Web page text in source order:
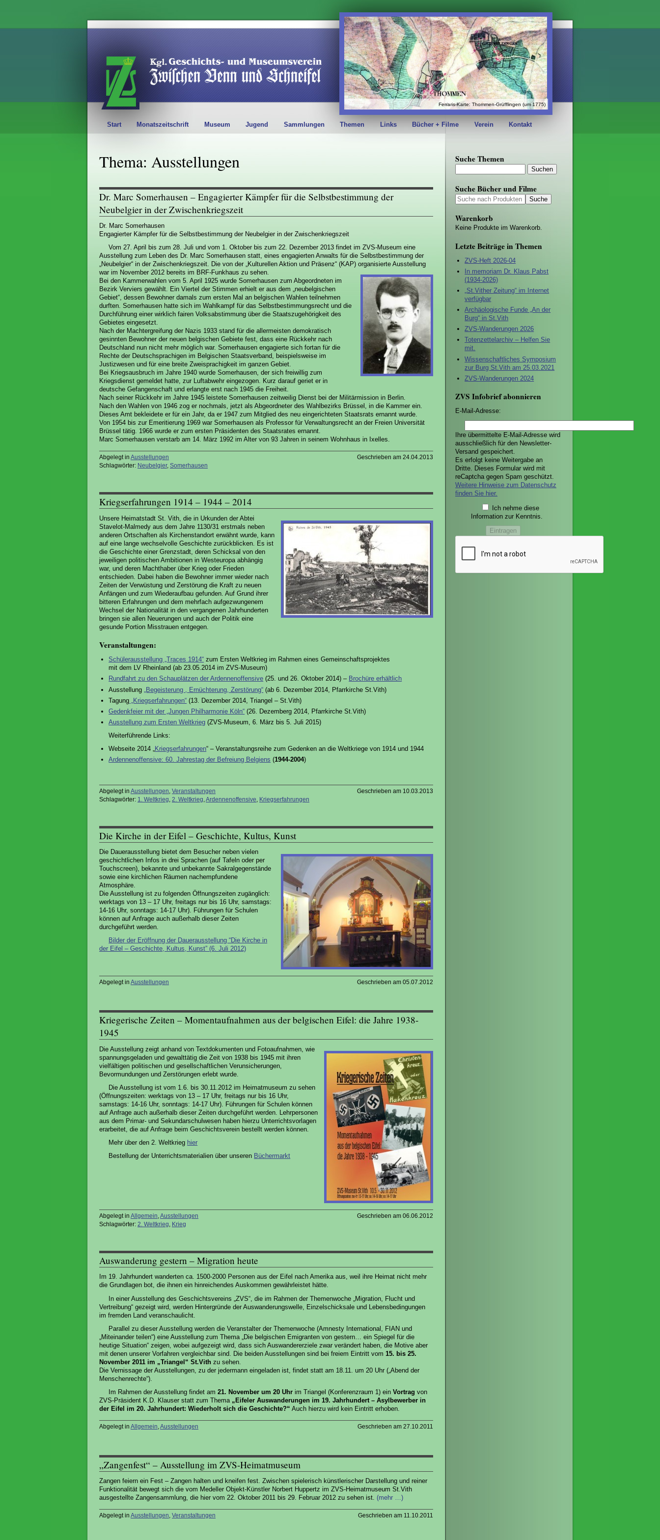
Ferraris-Karte: Thommen-Grüfflingen (um 1775)
Start Monatszeitschrift Museum Jugend Sammlungen Themen Links Bücher + Filme Verein Kontakt
Thema: Ausstellungen
Dr. Marc Somerhausen – Engagierter Kämpfer für die Selbstbestimmung der
Neubelgier in der Zwischenkriegszeit
Dr. Marc Somerhausen
Engagierter Kämpfer für die Selbstbestimmung der Neubelgier in der Zwischenkriegszeit
Vom 27. April bis zum 28. Juli und vom 1. Oktober bis zum 22. Dezember 2013 findet im ZVS-Museum eine
Ausstellung zum Leben des Dr. Marc Somerhausen statt, eines engagierten Anwalts für die Selbstbestimmung der
„Neubelgier“ in der Zwischenkriegszeit. Die von der „Kulturellen Aktion und Präsenz“ (KAP) organisierte Ausstellung
war im November 2012 bereits im BRF-Funkhaus zu sehen.
Bei den Kammerwahlen vom 5. April 1925 wurde Somerhausen zum Abgeordneten im
Bezirk Verviers gewählt. Ein Viertel der Stimmen erhielt er aus dem „neubelgischen
Gebiet“, dessen Bewohner damals zum ersten Mal an belgischen Wahlen teilnehmen
durften. Somerhausen hatte sich im Wahlkampf für das Selbstbestimmungsrecht und die
Durchführung einer wirklich fairen Volksabstimmung über die Staatszugehörigkeit des
Gebietes eingesetzt.
Nach der Machtergreifung der Nazis 1933 stand für die allermeisten demokratisch
gesinnten Bewohner der neuen belgischen Gebiete fest, dass eine Rückkehr nach
Deutschland nun nicht mehr möglich war. Somerhausen engagierte sich fortan für die
Rechte der Deutschsprachigen im Belgischen Staatsverband, beispielsweise im
Justizwesen und für eine breite Zweisprachigkeit im ganzen Gebiet.
Bei Kriegsausbruch im Jahre 1940 wurde Somerhausen, der sich freiwillig zum
Kriegsdienst gemeldet hatte, zur Luftabwehr eingezogen. Kurz darauf geriet er in
deutsche Gefangenschaft und erlangte erst nach 1945 die Freiheit.
Nach seiner Rückkehr im Jahre 1945 leistete Somerhausen zeitweilig Dienst bei der Militärmission in Berlin.
Nach den Wahlen von 1946 zog er nochmals, jetzt als Abgeordneter des Wahlbezirks Brüssel, in die Kammer ein.
Dieses Amt bekleidete er für ein Jahr, da er 1947 zum Mitglied des neu eingerichteten Staatsrats ernannt wurde.
Von 1954 bis zur Emeritierung 1969 war Somerhausen als Professor für Verwaltungsrecht an der Freien Universität
Brüssel tätig. 1966 wurde er zum ersten Präsidenten des Staatsrates ernannt.
Marc Somerhausen verstarb am 14. März 1992 im Alter von 93 Jahren in seinem Wohnhaus in Ixelles.
Abgelegt in Ausstellungen
Geschrieben am 24.04.2013
Schlagwörter: Neubelgier, Somerhausen
Kriegserfahrungen 1914 – 1944 – 2014
Unsere Heimatstadt St. Vith, die in Urkunden der Abtei
Stavelot-Malmedy aus dem Jahre 1130/31 erstmals neben
anderen Ortschaften als Kirchenstandort erwähnt wurde, kann
auf eine lange wechselvolle Geschichte zurückblicken. Es ist
die Geschichte einer Grenzstadt, deren Schicksal von den
jeweiligen politischen Ambitionen in Westeuropa abhängig
war, und deren Machthaber über Krieg oder Frieden
entschieden. Dabei haben die Bewohner immer wieder nach
Zeiten der Verwüstung und Zerstörung die Kraft zu neuen
Anfängen und zum Wiederaufbau gefunden. Auf Grund ihrer
bitteren Erfahrungen und dem mehrfach aufgezwungenem
Wechsel der Nationalität in den vergangenen Jahrhunderten
bringen sie allen Neuerungen und auch der Politik eine
gesunde Portion Misstrauen entgegen.
Veranstaltungen:
Schülerausstellung „Traces 1914“ zum Ersten Weltkrieg im Rahmen eines Gemeinschaftsprojektes
mit dem LV Rheinland (ab 23.05.2014 im ZVS-Museum)
Rundfahrt zu den Schauplätzen der Ardennenoffensive (25. und 26. Oktober 2014) – Brochüre erhältlich
Ausstellung „Begeisterung , Ernüchterung, Zerstörung“ (ab 6. Dezember 2014, Pfarrkirche St.Vith)
Tagung „Kriegserfahrungen“ (13. Dezember 2014, Triangel – St.Vith)
Gedenkfeier mit der „Jungen Philharmonie Köln“ (26. Dezemberg 2014, Pfarrkirche St.Vith)
Ausstellung zum Ersten Weltkrieg (ZVS-Museum, 6. März bis 5. Juli 2015)
Weiterführende Links:
Webseite 2014 „Kriegserfahrungen“ – Veranstaltungsreihe zum Gedenken an die Weltkriege von 1914 und 1944
Ardennenoffensive: 60. Jahrestag der Befreiung Belgiens (1944-2004)
Abgelegt in Ausstellungen Veranstaltungen
Geschrieben am 10.03.2013
Schlagwörter: 1. Weltkrieg 2. Weltkrieg Ardennenoffensive Kriegserfahrungen
Die Kirche in der Eifel – Geschichte, Kultus, Kunst
Die Dauerausstellung bietet dem Besucher neben vielen
geschichtlichen Infos in drei Sprachen (auf Tafeln oder per
Touchscreen), bekannte und unbekannte Sakralgegenstände
sowie eine kirchlichen Räumen nachempfundene
Atmosphäre.
Die Ausstellung ist zu folgenden Öffnungszeiten zugänglich:
werktags von 13 – 17 Uhr, freitags nur bis 16 Uhr, samstags:
14-16 Uhr, sonntags: 14-17 Uhr). Führungen für Schulen
können auf Anfrage auch außerhalb dieser Zeiten
durchgeführt werden.
Bilder der Eröffnung der Dauerausstellung “Die Kirche in
der Eifel – Geschichte, Kultus, Kunst” (6. Juli 2012)
Abgelegt in Ausstellungen Geschrieben am 05.07.2012
Kriegerische Zeiten – Momentaufnahmen aus der belgischen Eifel: die Jahre 1938-
1945
Die Ausstellung zeigt anhand von Textdokumenten und Fotoaufnahmen, wie
spannungsgeladen und gewalttätig die Zeit von 1938 bis 1945 mit ihren
vielfältigen politischen und gesellschaftlichen Verunsicherungen,
Bevormundungen und Zerstörungen erlebt wurde.
Die Ausstellung ist vom 1.6. bis 30.11.2012 im Heimatmuseum zu sehen
(Öffnungszeiten: werktags von 13 – 17 Uhr, freitags nur bis 16 Uhr,
samstags: 14-16 Uhr, sonntags: 14-17 Uhr). Führungen für Schulen können
auf Anfrage auch außerhalb dieser Zeiten durchgeführt werden. Lehrpersonen
aus dem Primar- und Sekundarschulwesen haben hierzu Unterrichtsvorlagen
erarbeitet, die auf Anfrage beim Geschichtsverein bestellt werden können.
Mehr über den 2. Weltkrieg hier
Bestellung der Unterrichtsmaterialien über unseren Büchermarkt
Abgelegt in Allgemein Ausstellungen
Geschrieben am 06.06.2012
Schlagwörter: 2. Weltkrieg Krieg
Auswanderung gestern – Migration heute
Im 19. Jahrhundert wanderten ca. 1500-2000 Personen aus der Eifel nach Amerika aus, weil ihre Heimat nicht mehr
die Grundlagen bot, die ihnen ein hinreichendes Auskommen gewährleistet hätte.
In einer Ausstellung des Geschichtsvereins „ZVS“, die im Rahmen der Themenwoche „Migration, Flucht und
Vertreibung“ gezeigt wird, werden Hintergründe der Auswanderungswelle, Einzelschicksale und Lebensbedingungen
im fremden Land veranschaulicht.
Parallel zu dieser Ausstellung werden die Veranstalter der Themenwoche (Amnesty International, FIAN und
„Miteinander teilen“) eine Ausstellung zum Thema „Die belgischen Emigranten von gestern… ein Spiegel für die
heutige Situation“ zeigen, wobei aufgezeigt wird, dass sich Auswandererziele zwar verändert haben, die Motive aber
mit denen unserer Vorfahren vergleichbar sind. Die beiden Ausstellungen sind bei freiem Eintritt vom 15. bis 25.
November 2011 im „Triangel“ St.Vith zu sehen.
Die Vernissage der Ausstellungen, zu der jedermann eingeladen ist, findet statt am 18.11. um 20 Uhr („Abend der
Menschenrechte“).
Im Rahmen der Ausstellung findet am21. November um 20 Uhr im Triangel (Konferenzraum 1) einVortrag von
ZVS-Präsident K.D. Klauser statt zum Thema „Eifeler Auswanderungen im 19. Jahrhundert – Asylbewerber in
der Eifel im 20. Jahrhundert: Wiederholt sich die Geschichte?“ Auch hierzu wird kein Eintritt erhoben.
Abgelegt in Allgemein Ausstellungen Geschrieben am 27.10.2011
„Zangenfest“ – Ausstellung im ZVS-Heimatmuseum
Zangen feiern ein Fest – Zangen halten und kneifen fest. Zwischen spielerisch künstlerischer Darstellung und reiner
Funktionalität bewegt sich die vom Medeller Objekt-Künstler Norbert Huppertz im ZVS-Heimatmuseum St.Vith
ausgestellte Zangensammlung, die hier vom 22. Oktober 2011 bis 29. Februar 2012 zu sehen ist. (mehr …)
Abgelegt in Ausstellungen Veranstaltungen Geschrieben am 11.10.2011
Suche Themen
Suche Bücher und Filme
Warenkorb
Keine Produkte im Warenkorb.
Letzte Beiträge in Themen
ZVS-Heft 2026-04
In memoriam Dr. Klaus Pabst
(1934-2026)
„St.Vither Zeitung“ im Internet
verfügbar
Archäologische Funde „An der
Burg“ in St.Vith
ZVS-Wanderungen 2026
Totenzettelarchiv – Helfen Sie
mit.
Wissenschaftliches Symposium
zur Burg St.Vith am 25.03.2021
ZVS-Wanderungen 2024
ZVS Infobrief abonnieren
E-Mail-Adresse:
Ihre übermittelte E-Mail-Adresse wird
ausschließlich für den Newsletter-
Versand gespeichert.
Es erfolgt keine Weitergabe an
Dritte. Dieses Formular wird mit
reCaptcha gegen Spam geschützt.
Weitere Hinweise zum Datenschutz
finden Sie hier.
Ich nehme diese
Information zur Kenntnis.